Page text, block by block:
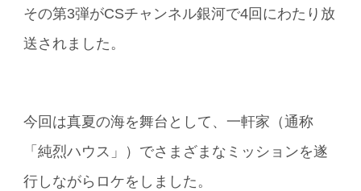
その第3弾がCSチャンネル銀河で4回にわたり放
送されました。
今回は真夏の海を舞台として、一軒家（通称
「純烈ハウス」）でさまざまなミッションを遂
行しながらロケをしました。